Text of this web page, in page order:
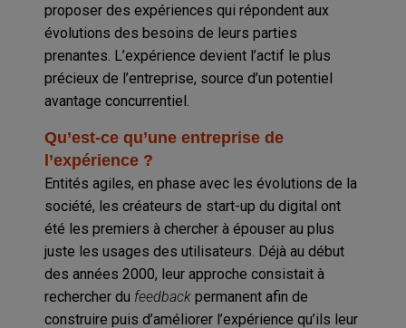
proposer des expériences qui répondent aux
évolutions des besoins de leurs parties
prenantes. L’expérience devient l’actif le plus
précieux de l’entreprise, source d’un potentiel
avantage concurrentiel.
Qu’est-ce qu’une entreprise de
l’expérience ?
Entités agiles, en phase avec les évolutions de la
société, les créateurs de start-up du digital ont
été les premiers à chercher à épouser au plus
juste les usages des utilisateurs. Déjà au début
des années 2000, leur approche consistait à
rechercher du feedbackpermanent afin de
construire puis d’améliorer l’expérience qu’ils leur